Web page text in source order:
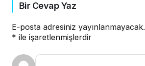
Bir Cevap Yaz
E-posta adresiniz yayınlanmayacak.
* ile işaretlenmişlerdir